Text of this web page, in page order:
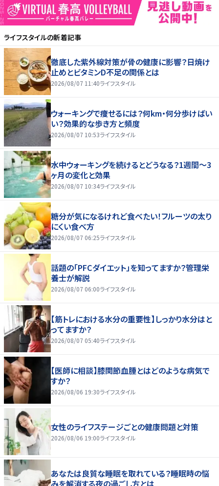
ライフスタイルの新着記事
徹底した紫外線対策が骨の健康に影響？日焼け
止めとビタミンD不足の関係とは
2026/08/07 11:40ライフスタイル
ウォーキングで痩せるには？何km・何分歩けばい
い？効果的な歩き方と頻度
2026/08/07 10:53ライフスタイル
水中ウォーキングを続けるとどうなる？1週間～3
ヶ月の変化と効果
2026/08/07 10:34ライフスタイル
糖分が気になるけれど食べたい！フルーツの太り
にくい食べ方
2026/08/07 06:25ライフスタイル
話題の「PFCダイエット」を知ってますか？管理栄
養士が解説
2026/08/07 06:00ライフスタイル
【筋トレにおける水分の重要性】しっかり水分はと
ってますか？
2026/08/07 05:40ライフスタイル
【医師に相談】膝関節血腫とはどのような病気で
すか？
2026/08/06 19:30ライフスタイル
女性のライフステージごとの健康問題と対策
2026/08/06 19:00ライフスタイル
あなたは良質な睡眠を取れている？睡眠時の悩
みを解消する夜の過ごし方とは